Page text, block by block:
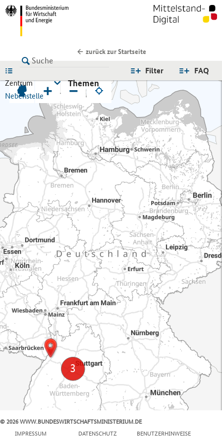
zurück zur Startseite
FAQ
Filter
Zentrum
Nebenstelle
Themen
+ −
© 2026 WWW.BUNDESWIRTSCHAFTSMINISTERIUM.DE
IMPRESSUM
DATENSCHUTZ BENUTZERHINWEISE